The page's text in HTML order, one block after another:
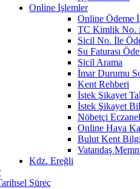
Online İşlemler
Online Ödeme
TC Kimlik No.
Sicil No. İle
Su Faturası
Sicil Arama
İmar Durumu
Kent Rehberi
İstek Şikayet
İstek Şikayet
Nöbetçi
Online Hava
Bulut Kent
Vatandaş
Kdz. Ereğli
Süreç